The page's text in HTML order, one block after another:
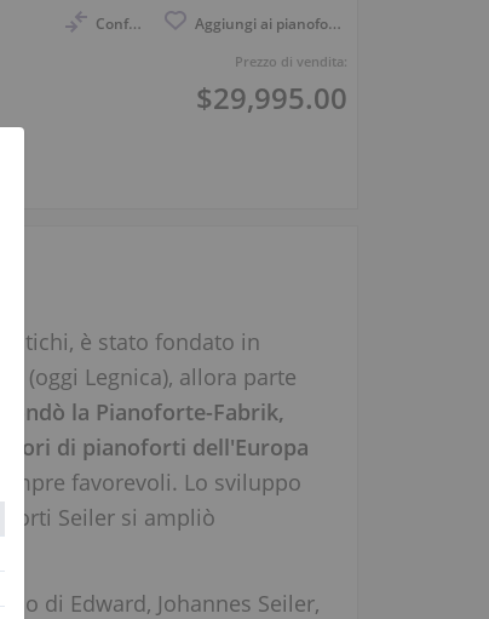
Confronto Aggiungi ai pianoforti osservati
Prezzo di vendita:
$29,995.00
è stato fondato in
(oggi Legnica), allora parte
la Pianoforte-Fabrik,
di pianoforti dell'Europa
favorevoli. Lo sviluppo
Seiler si ampliò
di Edward, Johannes Seiler,